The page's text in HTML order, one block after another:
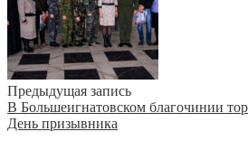
Предыдущая запись
В Большеигнатовском благочинии
День призывника